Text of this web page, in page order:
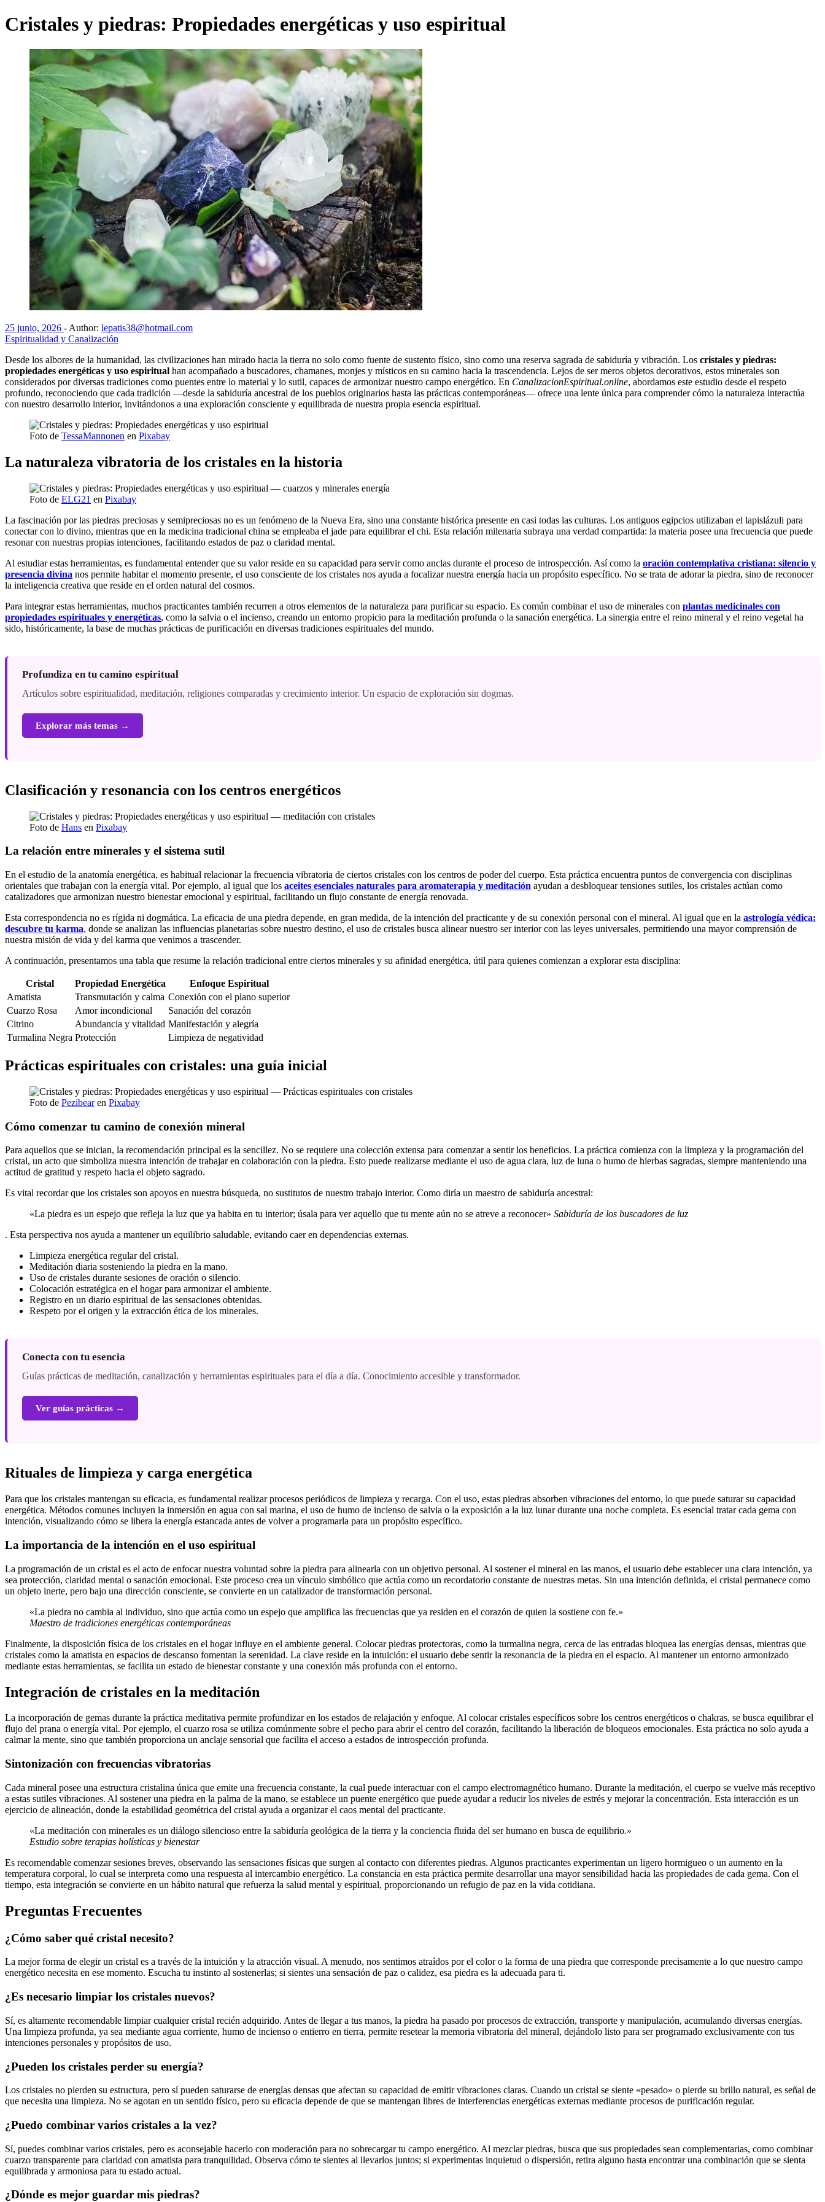
Cristales y piedras: Propiedades energéticas y uso espiritual
25 junio, 2026 - Author: lepatis38@hotmail.com
Espiritualidad y Canalización
Desde los albores de la humanidad, las civilizaciones han mirado hacia la tierra no solo como fuente de sustento físico, sino como una reserva sagrada de sabiduría y vibración. Los cristales y piedras:
propiedades energéticas y uso espiritual han acompañado a buscadores, chamanes, monjes y místicos en su camino hacia la trascendencia. Lejos de ser meros objetos decorativos, estos minerales son
considerados por diversas tradiciones como puentes entre lo material y lo sutil, capaces de armonizar nuestro campo energético. En CanalizacionEspiritual.online, abordamos este estudio desde el respeto
profundo, reconociendo que cada tradición —desde la sabiduría ancestral de los pueblos originarios hasta las prácticas contemporáneas— ofrece una lente única para comprender cómo la naturaleza interactúa
con nuestro desarrollo interior, invitándonos a una exploración consciente y equilibrada de nuestra propia esencia espiritual.
Foto de TessaMannonen en Pixabay
La naturaleza vibratoria de los cristales en la historia
Foto de ELG21 en Pixabay
La fascinación por las piedras preciosas y semipreciosas no es un fenómeno de la Nueva Era, sino una constante histórica presente en casi todas las culturas. Los antiguos egipcios utilizaban el lapislázuli para
conectar con lo divino, mientras que en la medicina tradicional china se empleaba el jade para equilibrar el chi. Esta relación milenaria subraya una verdad compartida: la materia posee una frecuencia que puede
resonar con nuestras propias intenciones, facilitando estados de paz o claridad mental.
Al estudiar estas herramientas, es fundamental entender que su valor reside en su capacidad para servir como anclas durante el proceso de introspección. Así como la oración contemplativa cristiana: silencio y
presencia divina nos permite habitar el momento presente, el uso consciente de los cristales nos ayuda a focalizar nuestra energía hacia un propósito específico. No se trata de adorar la piedra, sino de reconocer
la inteligencia creativa que reside en el orden natural del cosmos.
Para integrar estas herramientas, muchos practicantes también recurren a otros elementos de la naturaleza para purificar su espacio. Es común combinar el uso de minerales con plantas medicinales con
propiedades espirituales y energéticas, como la salvia o el incienso, creando un entorno propicio para la meditación profunda o la sanación energética. La sinergia entre el reino mineral y el reino vegetal ha
sido, históricamente, la base de muchas prácticas de purificación en diversas tradiciones espirituales del mundo.
Profundiza en tu camino espiritual
Artículos sobre espiritualidad, meditación, religiones comparadas y crecimiento interior. Un espacio de exploración sin dogmas.
Explorar más temas →
Clasificación y resonancia con los centros energéticos
Foto de Hans en Pixabay
La relación entre minerales y el sistema sutil
En el estudio de la anatomía energética, es habitual relacionar la frecuencia vibratoria de ciertos cristales con los centros de poder del cuerpo. Esta práctica encuentra puntos de convergencia con disciplinas
orientales que trabajan con la energía vital. Por ejemplo, al igual que los aceites esenciales naturales para aromaterapia y meditación ayudan a desbloquear tensiones sutiles, los cristales actúan como
catalizadores que armonizan nuestro bienestar emocional y espiritual, facilitando un flujo constante de energía renovada.
Esta correspondencia no es rígida ni dogmática. La eficacia de una piedra depende, en gran medida, de la intención del practicante y de su conexión personal con el mineral. Al igual que en la astrología védica:
descubre tu karma, donde se analizan las influencias planetarias sobre nuestro destino, el uso de cristales busca alinear nuestro ser interior con las leyes universales, permitiendo una mayor comprensión de
nuestra misión de vida y del karma que venimos a trascender.
A continuación, presentamos una tabla que resume la relación tradicional entre ciertos minerales y su afinidad energética, útil para quienes comienzan a explorar esta disciplina:
Cristal Propiedad Energética
Enfoque Espiritual
Amatista
Transmutación y calma Conexión con el plano superior
Cuarzo Rosa
Amor incondicional
Sanación del corazón
Citrino
Abundancia y vitalidad Manifestación y alegría
Turmalina Negra Protección Limpieza de negatividad
Prácticas espirituales con cristales: una guía inicial
Foto de Pezibearen Pixabay
Cómo comenzar tu camino de conexión mineral
Para aquellos que se inician, la recomendación principal es la sencillez. No se requiere una colección extensa para comenzar a sentir los beneficios. La práctica comienza con la limpieza y la programación del
cristal, un acto que simboliza nuestra intención de trabajar en colaboración con la piedra. Esto puede realizarse mediante el uso de agua clara, luz de luna o humo de hierbas sagradas, siempre manteniendo una
actitud de gratitud y respeto hacia el objeto sagrado.
Es vital recordar que los cristales son apoyos en nuestra búsqueda, no sustitutos de nuestro trabajo interior. Como diría un maestro de sabiduría ancestral:
«La piedra es un espejo que refleja la luz que ya habita en tu interior; úsala para ver aquello que tu mente aún no se atreve a reconocer» Sabiduría de los buscadores de luz
. Esta perspectiva nos ayuda a mantener un equilibrio saludable, evitando caer en dependencias externas.
Limpieza energética regular del cristal.
Meditación diaria sosteniendo la piedra en la mano.
Uso de cristales durante sesiones de oración o silencio.
Colocación estratégica en el hogar para armonizar el ambiente.
Registro en un diario espiritual de las sensaciones obtenidas.
Respeto por el origen y la extracción ética de los minerales.
Conecta con tu esencia
Guías prácticas de meditación, canalización y herramientas espirituales para el día a día. Conocimiento accesible y transformador.
Ver guías prácticas →
Rituales de limpieza y carga energética
Para que los cristales mantengan su eficacia, es fundamental realizar procesos periódicos de limpieza y recarga. Con el uso, estas piedras absorben vibraciones del entorno, lo que puede saturar su capacidad
energética. Métodos comunes incluyen la inmersión en agua con sal marina, el uso de humo de incienso de salvia o la exposición a la luz lunar durante una noche completa. Es esencial tratar cada gema con
intención, visualizando cómo se libera la energía estancada antes de volver a programarla para un propósito específico.
La importancia de la intención en el uso espiritual
La programación de un cristal es el acto de enfocar nuestra voluntad sobre la piedra para alinearla con un objetivo personal. Al sostener el mineral en las manos, el usuario debe establecer una clara intención, ya
sea protección, claridad mental o sanación emocional. Este proceso crea un vínculo simbólico que actúa como un recordatorio constante de nuestras metas. Sin una intención definida, el cristal permanece como
un objeto inerte, pero bajo una dirección consciente, se convierte en un catalizador de transformación personal.
«La piedra no cambia al individuo, sino que actúa como un espejo que amplifica las frecuencias que ya residen en el corazón de quien la sostiene con fe.»
Maestro de tradiciones energéticas contemporáneas
Finalmente, la disposición física de los cristales en el hogar influye en el ambiente general. Colocar piedras protectoras, como la turmalina negra, cerca de las entradas bloquea las energías densas, mientras que
cristales como la amatista en espacios de descanso fomentan la serenidad. La clave reside en la intuición: el usuario debe sentir la resonancia de la piedra en el espacio. Al mantener un entorno armonizado
mediante estas herramientas, se facilita un estado de bienestar constante y una conexión más profunda con el entorno.
Integración de cristales en la meditación
La incorporación de gemas durante la práctica meditativa permite profundizar en los estados de relajación y enfoque. Al colocar cristales específicos sobre los centros energéticos o chakras, se busca equilibrar el
flujo del prana o energía vital. Por ejemplo, el cuarzo rosa se utiliza comúnmente sobre el pecho para abrir el centro del corazón, facilitando la liberación de bloqueos emocionales. Esta práctica no solo ayuda a
calmar la mente, sino que también proporciona un anclaje sensorial que facilita el acceso a estados de introspección profunda.
Sintonización con frecuencias vibratorias
Cada mineral posee una estructura cristalina única que emite una frecuencia constante, la cual puede interactuar con el campo electromagnético humano. Durante la meditación, el cuerpo se vuelve más receptivo
a estas sutiles vibraciones. Al sostener una piedra en la palma de la mano, se establece un puente energético que puede ayudar a reducir los niveles de estrés y mejorar la concentración. Esta interacción es un
ejercicio de alineación, donde la estabilidad geométrica del cristal ayuda a organizar el caos mental del practicante.
«La meditación con minerales es un diálogo silencioso entre la sabiduría geológica de la tierra y la conciencia fluida del ser humano en busca de equilibrio.»
Estudio sobre terapias holísticas y bienestar
Es recomendable comenzar sesiones breves, observando las sensaciones físicas que surgen al contacto con diferentes piedras. Algunos practicantes experimentan un ligero hormigueo o un aumento en la
temperatura corporal, lo cual se interpreta como una respuesta al intercambio energético. La constancia en esta práctica permite desarrollar una mayor sensibilidad hacia las propiedades de cada gema. Con el
tiempo, esta integración se convierte en un hábito natural que refuerza la salud mental y espiritual, proporcionando un refugio de paz en la vida cotidiana.
Preguntas Frecuentes
¿Cómo saber qué cristal necesito?
La mejor forma de elegir un cristal es a través de la intuición y la atracción visual. A menudo, nos sentimos atraídos por el color o la forma de una piedra que corresponde precisamente a lo que nuestro campo
energético necesita en ese momento. Escucha tu instinto al sostenerlas; si sientes una sensación de paz o calidez, esa piedra es la adecuada para ti.
¿Es necesario limpiar los cristales nuevos?
Sí, es altamente recomendable limpiar cualquier cristal recién adquirido. Antes de llegar a tus manos, la piedra ha pasado por procesos de extracción, transporte y manipulación, acumulando diversas energías.
Una limpieza profunda, ya sea mediante agua corriente, humo de incienso o entierro en tierra, permite resetear la memoria vibratoria del mineral, dejándolo listo para ser programado exclusivamente con tus
intenciones personales y propósitos de uso.
¿Pueden los cristales perder su energía?
Los cristales no pierden su estructura, pero sí pueden saturarse de energías densas que afectan su capacidad de emitir vibraciones claras. Cuando un cristal se siente «pesado» o pierde su brillo natural, es señal de
que necesita una limpieza. No se agotan en un sentido físico, pero su eficacia depende de que se mantengan libres de interferencias energéticas externas mediante procesos de purificación regular.
¿Puedo combinar varios cristales a la vez?
Sí, puedes combinar varios cristales, pero es aconsejable hacerlo con moderación para no sobrecargar tu campo energético. Al mezclar piedras, busca que sus propiedades sean complementarias, como combinar
cuarzo transparente para claridad con amatista para tranquilidad. Observa cómo te sientes al llevarlos juntos; si experimentas inquietud o dispersión, retira alguno hasta encontrar una combinación que se sienta
equilibrada y armoniosa para tu estado actual.
¿Dónde es mejor guardar mis piedras?